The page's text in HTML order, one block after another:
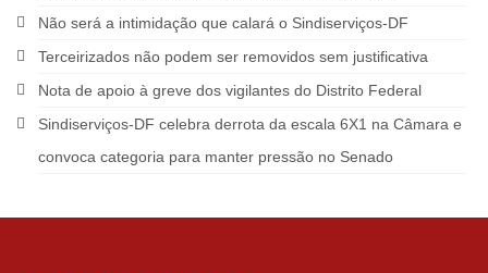
Não será a intimidação que calará o Sindiserviços-DF
Terceirizados não podem ser removidos sem justificativa
Nota de apoio à greve dos vigilantes do Distrito Federal
Sindiserviços-DF celebra derrota da escala 6X1 na Câmara e
convoca categoria para manter pressão no Senado